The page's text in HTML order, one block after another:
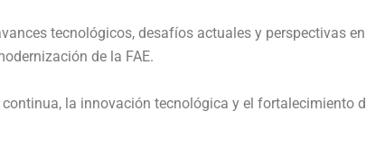
tecnológicos, desafíos actuales y perspectivas
de la FAE.
la innovación tecnológica y el fortalecimiento